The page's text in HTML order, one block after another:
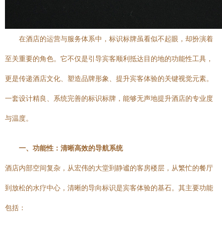
在酒店的运营与服务体系中，标识标牌虽看似不起眼，却扮演着
至关重要的角色。它不仅是引导宾客顺利抵达目的地的功能性工具，
更是传递酒店文化、塑造品牌形象、提升宾客体验的关键视觉元素。
一套设计精良、系统完善的标识标牌，能够无声地提升酒店的专业度
与温度。
一、功能性：清晰高效的导航系统
酒店内部空间复杂，从宏伟的大堂到静谧的客房楼层，从繁忙的餐厅
到放松的水疗中心，清晰的导向标识是宾客体验的基石。其主要功能
包括：